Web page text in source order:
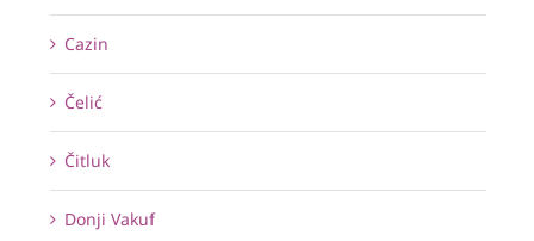
Cazin
Čelić
Čitluk
Donji Vakuf